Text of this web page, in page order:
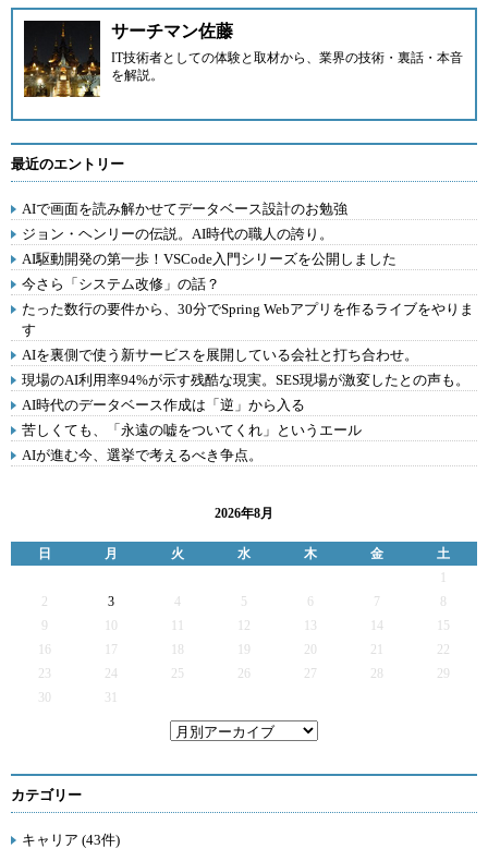
サーチマン佐藤
IT技術者としての体験と取材から、業界の技術・裏話・本音
を解説。
最近のエントリー
AIで画面を読み解かせてデータベース設計のお勉強
ジョン・ヘンリーの伝説。AI時代の職人の誇り。
AI駆動開発の第一歩！VSCode入門シリーズを公開しました
今さら「システム改修」の話？
たった数行の要件から、30分でSpring Webアプリを作るライブをやりま
す
AIを裏側で使う新サービスを展開している会社と打ち合わせ。
現場のAI利用率94%が示す残酷な現実。SES現場が激変したとの声も。
AI時代のデータベース作成は「逆」から入る
苦しくても、「永遠の嘘をついてくれ」というエール
AIが進む今、選挙で考えるべき争点。
2026年8月
日 月 火 水 木 金
土
2
3 4 5 6 7
9
12 13 14
15
16
17 19 20 21
22
23
24 25 26 27 28
29
30
31
カテゴリー
キャリア (43件)